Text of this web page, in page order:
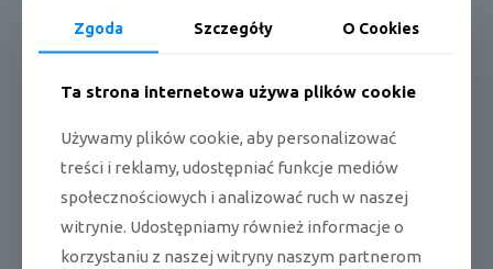
Ilość biegów wentylatora jedn.
wewn.
Pilot w standardzie Bezprzewodowy
Zgoda Szczegóły O Cookies
Ta strona internetowa używa plików cookie
Używamy plików cookie, aby personalizować
treści i reklamy, udostępniać funkcje mediów
społecznościowych i analizować ruch w naszej
witrynie. Udostępniamy również informacje o
korzystaniu z naszej witryny naszym partnerom